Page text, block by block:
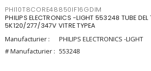
PHI10T8CORE48850IF16GDIM
PHILIPS ELECTRONICS -LIGHT 553248 TUBE
5K120/277/347V VITRE TYPEA
Manufacturier :
PHILIPS ELECTRONICS -LIGHT
# Manufacturier : 553248